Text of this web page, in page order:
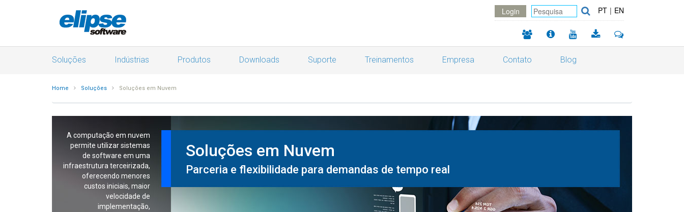
Login PT | EN
Soluções Indústrias Produtos Downloads Suporte Treinamentos Empresa Contato Blog
Home Soluções Soluções em Nuvem
A computação em nuvem
permite utilizar sistemas
de software em uma
infraestrutura terceirizada,
oferecendo menores
custos iniciais, maior
velocidade de
implementação,
Soluções em Nuvem
Parceria e flexibilidade para demandas de tempo real